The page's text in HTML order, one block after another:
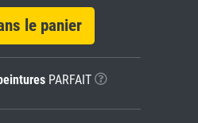
le panier
PARFAIT